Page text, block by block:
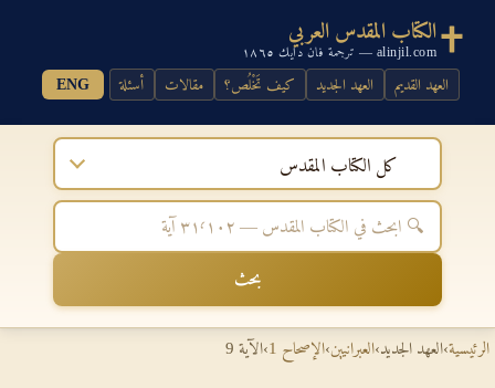
الكتاب المقدس العربي
alinjil.com — ترجمة فان دايك ١٨٦٥
العهد القديم العهد الجديد كيف تَخْلُص؟ مقالات أسئلة ENG
كل الكتاب المقدس
بحث
الرئيسية›العهد الجديد›العبرانيين›الإصحاح 1 ›الآية 9